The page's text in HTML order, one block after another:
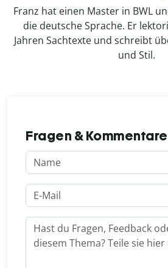
Franz hat einen Master in BWL
die deutsche Sprache. Er
Jahren Sachtexte und schreibt
und Stil.
Fragen & Kommentare